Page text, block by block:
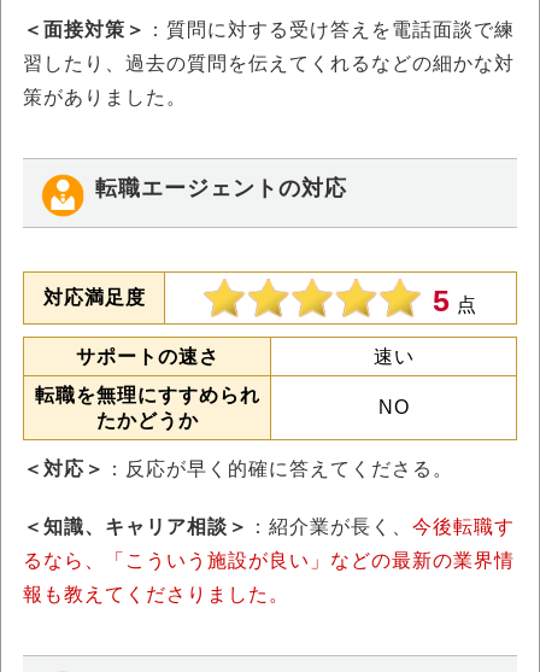
＜面接対策＞
：質問に対する受け答えを電話面談で練
習したり、過去の質問を伝えてくれるなどの細かな対
策がありました。
転職エージェントの対応
対応満足度 5 点
サポートの速さ
速い
転職を無理にすすめられ
たかどうか
NO
＜対応＞ ：反応が早く的確に答えてくださる。
＜知識、キャリア相談＞ ：紹介業が長く、 今後転職す
るなら、「こういう施設が良い」などの最新の業界情
報も教えてくださりました。